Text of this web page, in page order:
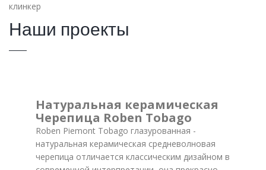
клинкер
Наши проекты
Натуральная керамическая
Черепица Roben Tobago
Roben Piemont Tobago глазурованная -
натуральная керамическая средневолновая
черепица отличается классическим дизайном в